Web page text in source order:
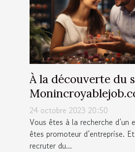
À la découverte du
24 octobre 2023 20:50
Vous êtes à la recherche d’un
êtes promoteur d’entreprise.
recruter du...